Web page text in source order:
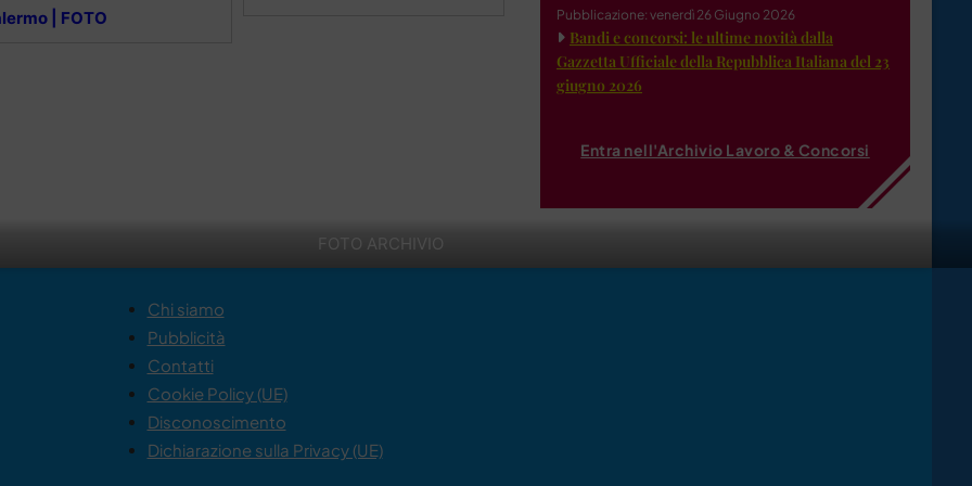
FOTO ARCHIVIO
| FOTO
Pubblicazione: venerdì 26 Giugno 2026
Bandi e concorsi: le ultime novità dalla
Gazzetta Ufficiale della Repubblica Italiana del 23
giugno 2026
Entra nell'Archivio Lavoro & Concorsi
Chi siamo
Pubblicità
Contatti
Cookie Policy (UE)
Disconoscimento
Dichiarazione sulla Privacy (UE)